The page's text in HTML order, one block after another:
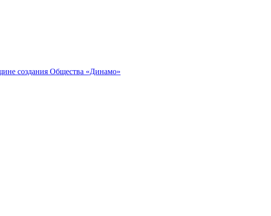
создания Общества «Динамо»